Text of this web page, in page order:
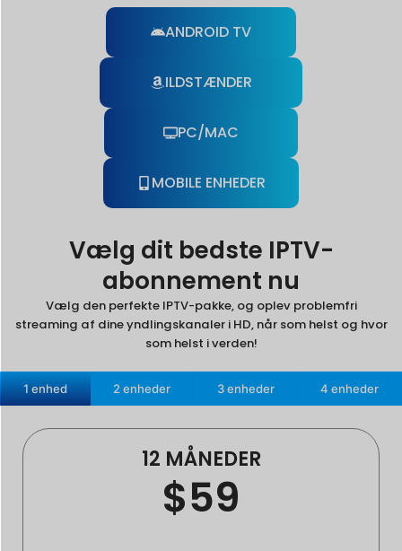
ANDROID TV
ILDSTÆNDER
PC/MAC
MOBILE ENHEDER
Vælg dit bedste IPTV-
abonnement nu
Vælg den perfekte IPTV-pakke, og oplev problemfri
streaming af dine yndlingskanaler i HD, når som helst og hvor
som helst i verden!
1 enhed 2 enheder 3 enheder 4 enheder
12 MÅNEDER
$59